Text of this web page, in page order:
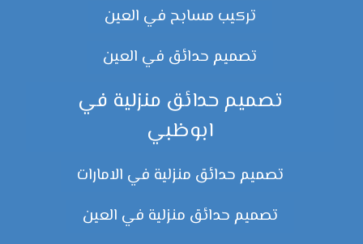
تركيب مسابح في العين
تصميم حدائق في العين
تصميم حدائق منزلية في
ابوظبي
تصميم حدائق منزلية في الامارات
تصميم حدائق منزلية في العين